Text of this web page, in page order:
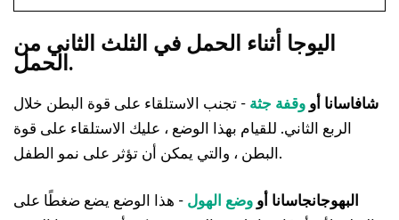
اليوجا أثناء الحمل في الثلث الثاني من
الحمل.
شافاسانا أو وقفة جثة - تجنب الاستلقاء على قوة البطن خلال
الربع الثاني. للقيام بهذا الوضع ، عليك الاستلقاء على قوة
البطن ، والتي يمكن أن تؤثر على نمو الطفل.
البهوجانجاسانا أو وضع الهول - هذا الوضع يضع ضغطًا على